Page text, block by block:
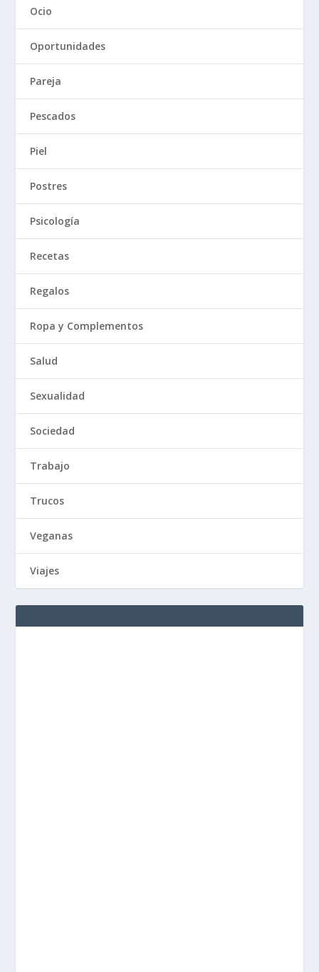
Ocio
Oportunidades
Pareja
Pescados
Piel
Postres
Psicología
Recetas
Regalos
Ropa y Complementos
Salud
Sexualidad
Sociedad
Trabajo
Trucos
Veganas
Viajes